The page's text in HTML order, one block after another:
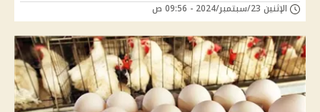
الإثنين 23/سبتمبر/2024 - 09:56 ص